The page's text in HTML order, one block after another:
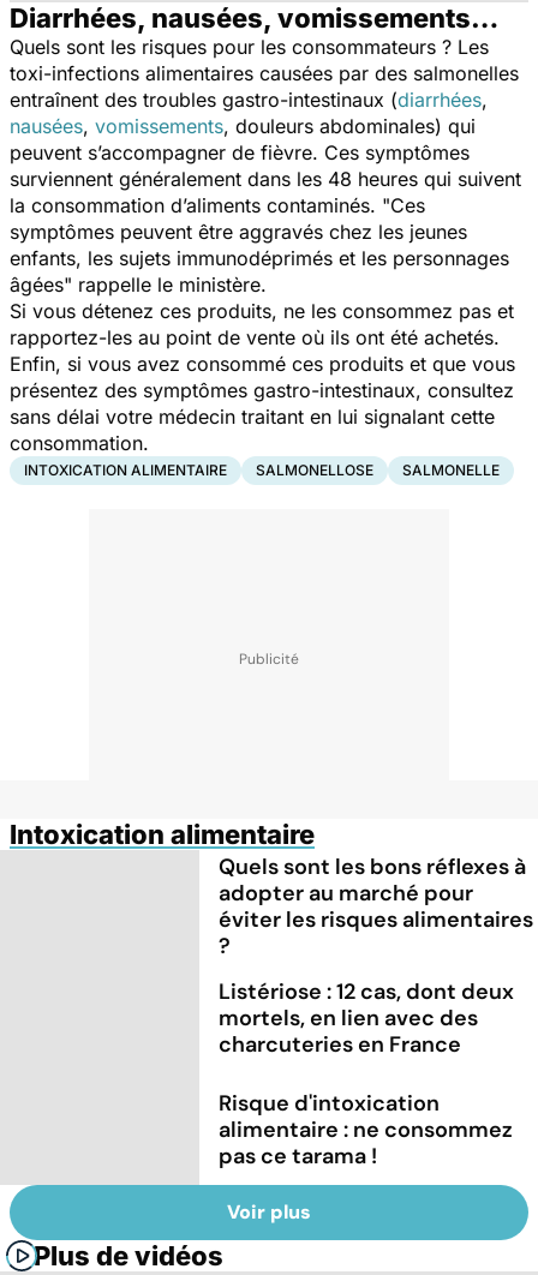
Diarrhées, nausées, vomissements…
Quels sont les risques pour les consommateurs ? Les
toxi-infections alimentaires causées par des salmonelles
entraînent des troubles gastro-intestinaux (diarrhées,
nausées, vomissements, douleurs abdominales) qui
peuvent s’accompagner de fièvre. Ces symptômes
surviennent généralement dans les 48 heures qui suivent
la consommation d’aliments contaminés. "Ces
symptômes peuvent être aggravés chez les jeunes
enfants, les sujets immunodéprimés et les personnages
âgées" rappelle le ministère.
Si vous détenez ces produits, ne les consommez pas et
rapportez-les au point de vente où ils ont été achetés.
Enfin, si vous avez consommé ces produits et que vous
présentez des symptômes gastro-intestinaux, consultez
sans délai votre médecin traitant en lui signalant cette
consommation.
INTOXICATION ALIMENTAIRE SALMONELLOSE SALMONELLE
Intoxication alimentaire
Quels sont les bons réflexes à
adopter au marché pour
éviter les risques alimentaires
?
Listériose : 12 cas, dont deux
mortels, en lien avec des
charcuteries en France
Risque d'intoxication
alimentaire : ne consommez
pas ce tarama !
Voir plus
Plus de vidéos